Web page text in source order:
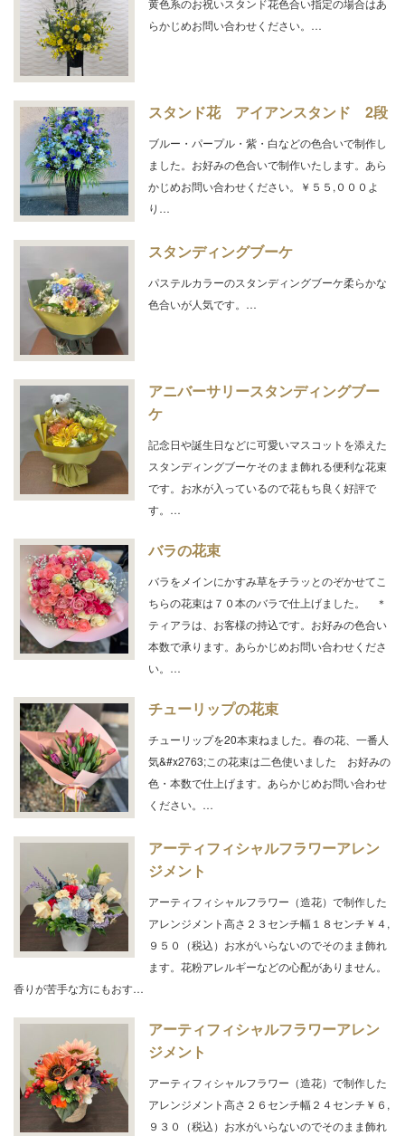
黄色系のお祝いスタンド花色合い指定の場合はあ
らかじめお問い合わせください。…
スタンド花 アイアンスタンド 2段
ブルー・パープル・紫・白などの色合いで制作し
ました。お好みの色合いで制作いたします。あら
かじめお問い合わせください。￥５５,０００よ
り…
スタンディングブーケ
パステルカラーのスタンディングブーケ柔らかな
色合いが人気です。…
アニバーサリースタンディングブー
ケ
記念日や誕生日などに可愛いマスコットを添えた
スタンディングブーケそのまま飾れる便利な花束
です。お水が入っているので花もち良く好評で
す。…
バラの花束
バラをメインにかすみ草をチラッとのぞかせてこ
ちらの花束は７０本のバラで仕上げました。 ＊
ティアラは、お客様の持込です。お好みの色合い
本数で承ります。あらかじめお問い合わせくださ
い。…
チューリップの花束
チューリップを20本束ねました。春の花、一番人
気&#x2763;この花束は二色使いました お好みの
色・本数で仕上げます。あらかじめお問い合わせ
ください。…
アーティフィシャルフラワーアレン
ジメント
アーティフィシャルフラワー（造花）で制作した
アレンジメント高さ２３センチ幅１８センチ￥４,
９５０（税込）お水がいらないのでそのまま飾れ
ます。花粉アレルギーなどの心配がありません。
香りが苦手な方にもおす…
アーティフィシャルフラワーアレン
ジメント
アーティフィシャルフラワー（造花）で制作した
アレンジメント高さ２６センチ幅２４センチ￥６,
９３０（税込）お水がいらないのでそのまま飾れ